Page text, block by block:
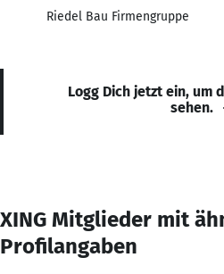
Riedel Bau Firmengruppe
Logg Dich jetzt ein, um
sehen.
XING Mitglieder mit
Profilangaben